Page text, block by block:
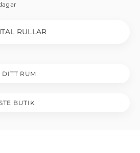
RULLAR
DITT RUM
BUTIK